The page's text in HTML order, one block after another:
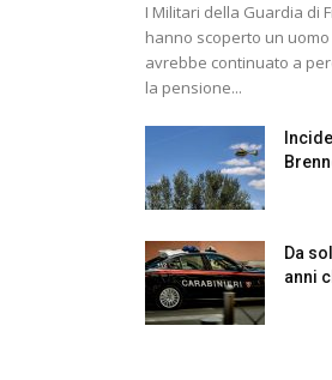
I Militari della Guardia di
hanno scoperto un uomo
avrebbe continuato a
la pensione...
Da
anni